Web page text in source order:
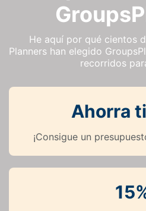
He aquí por qué cientos
Planners han elegido
recorridos
Ahorra
¡Consigue un